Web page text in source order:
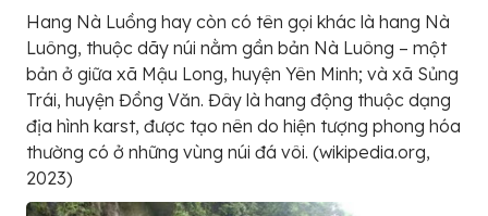
Hang Nà Luồng hay còn có tên gọi khác là hang Nà
Luông, thuộc dãy núi nằm gần bản Nà Luông – một
bản ở giữa xã Mậu Long, huyện Yên Minh; và xã Sủng
Trái, huyện Đồng Văn. Đây là hang động thuộc dạng
địa hình karst, được tạo nên do hiện tượng phong hóa
thường có ở những vùng núi đá vôi. (wikipedia.org,
2023)